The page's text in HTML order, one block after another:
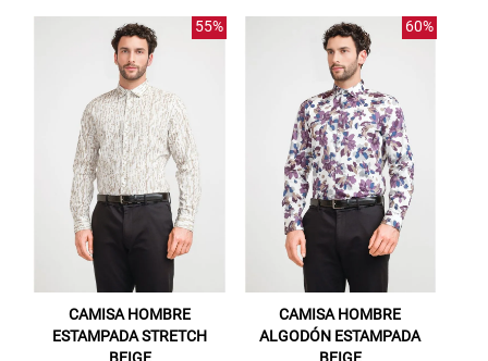
55%
CAMISA HOMBRE
ESTAMPADA STRETCH
BEIGE
60%
CAMISA HOMBRE
ALGODÓN ESTAMPADA
BEIGE